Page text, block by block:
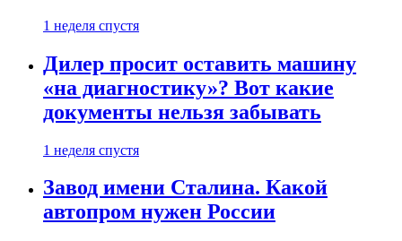
1 неделя спустя
Дилер просит оставить машину
«на диагностику»? Вот какие
документы нельзя забывать
1 неделя спустя
Завод имени Сталина. Какой
автопром нужен России